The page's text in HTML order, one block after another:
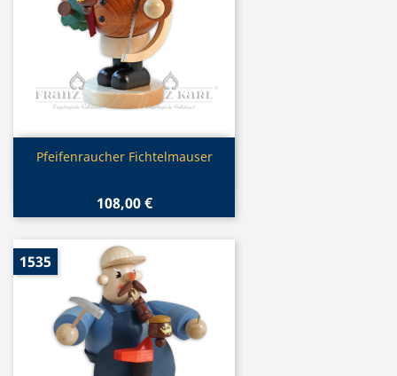
Vorschau
Pfeifenraucher Fichtelmauser
108,00 €
1535